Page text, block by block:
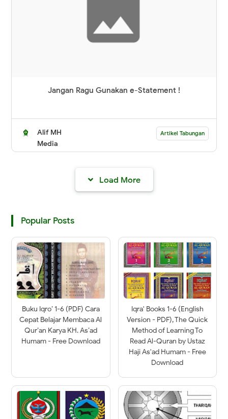
Jangan Ragu Gunakan e-Statement !
Alif MH
Media
Artikel Tabungan
Load More
Popular Posts
Buku Iqro’ 1-6 (PDF) Cara
Cepat Belajar Membaca Al
Qur’an Karya KH. As’ad
Humam - Free Download
Iqra' Books 1-6 (English
Version - PDF), The Quick
Method of Learning To
Read Al-Quran by Ustaz
Haji As'ad Humam - Free
Download